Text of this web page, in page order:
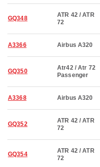
GQ348
ATR 42 / ATR
72
A3366 Airbus A320
GQ350
Atr42 / Atr 72
Passenger
A3368 Airbus A320
GQ352
ATR 42 / ATR
72
GQ354
ATR 42 / ATR
72